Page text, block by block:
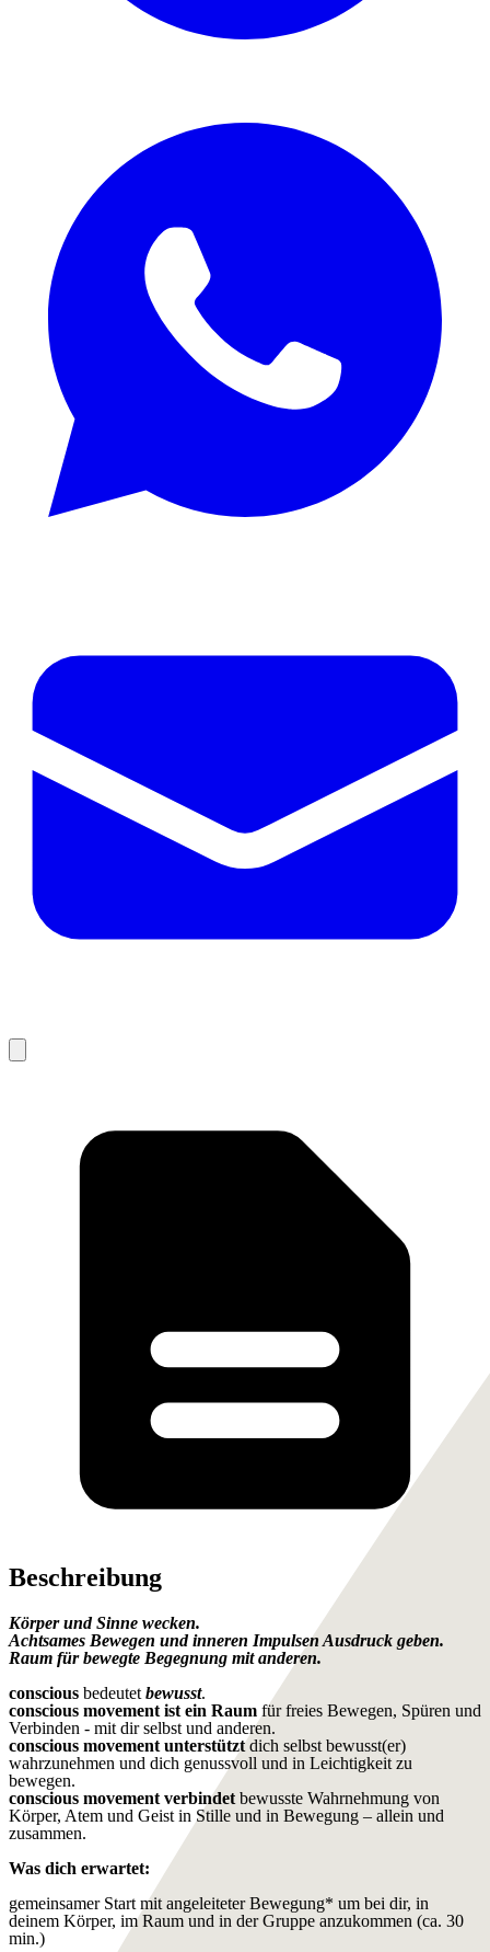
Beschreibung
Körper und Sinne wecken.
Achtsames Bewegen und inneren Impulsen Ausdruck geben.
Raum für bewegte Begegnung mit anderen.
conscious bedeutet bewusst.
conscious movement ist ein Raum für freies Bewegen, Spüren und
Verbinden - mit dir selbst und anderen.
conscious movement unterstütztdich selbst bewusst(er)
wahrzunehmen und dich genussvoll und in Leichtigkeit zu
bewegen.
conscious movement verbindet bewusste Wahrnehmung von
Körper, Atem und Geist in Stille und in Bewegung – allein und
zusammen.
Was dich erwartet:
gemeinsamer Start mit angeleiteter Bewegung* um bei dir, in
deinem Körper, im Raum und in der Gruppe anzukommen (ca. 30
min.)